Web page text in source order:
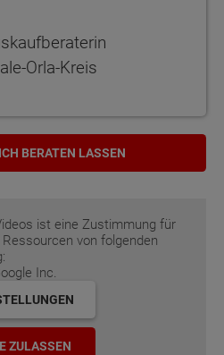
Orla-Kreis
BERATEN LASSEN
ist eine Zustimmung für
von folgenden
Inc.
ZULASSEN